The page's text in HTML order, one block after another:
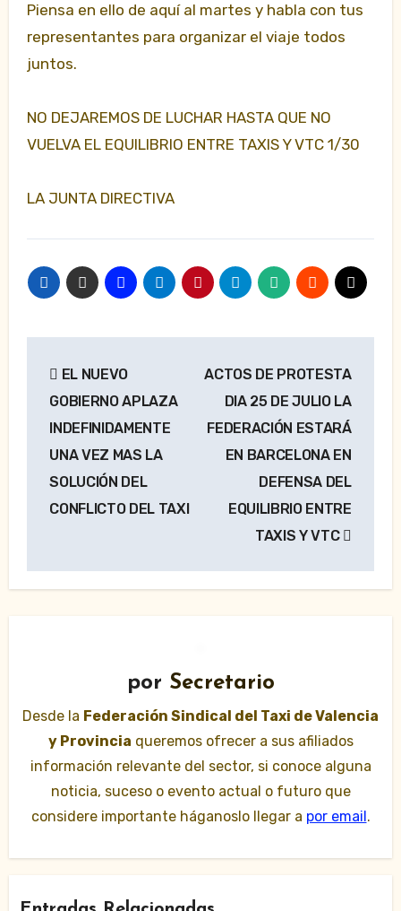
Piensa en ello de aquí al martes y habla con tus
representantes para organizar el viaje todos
juntos.
NO DEJAREMOS DE LUCHAR HASTA QUE NO
VUELVA EL EQUILIBRIO ENTRE TAXIS Y VTC 1/30
LA JUNTA DIRECTIVA
de
entradas
EL NUEVO
GOBIERNO APLAZA
INDEFINIDAMENTE
UNA VEZ MAS LA
SOLUCIÓN DEL
CONFLICTO DEL TAXI
ACTOS DE PROTESTA
DIA 25 DE JULIO LA
FEDERACIÓN ESTARÁ
EN BARCELONA EN
DEFENSA DEL
EQUILIBRIO ENTRE
TAXIS Y VTC
por Secretario
Desde la Federación Sindical del Taxi de Valencia
y Provincia queremos ofrecer a sus afiliados
información relevante del sector, si conoce alguna
noticia, suceso o evento actual o futuro que
considere importante háganoslo llegar a por email.